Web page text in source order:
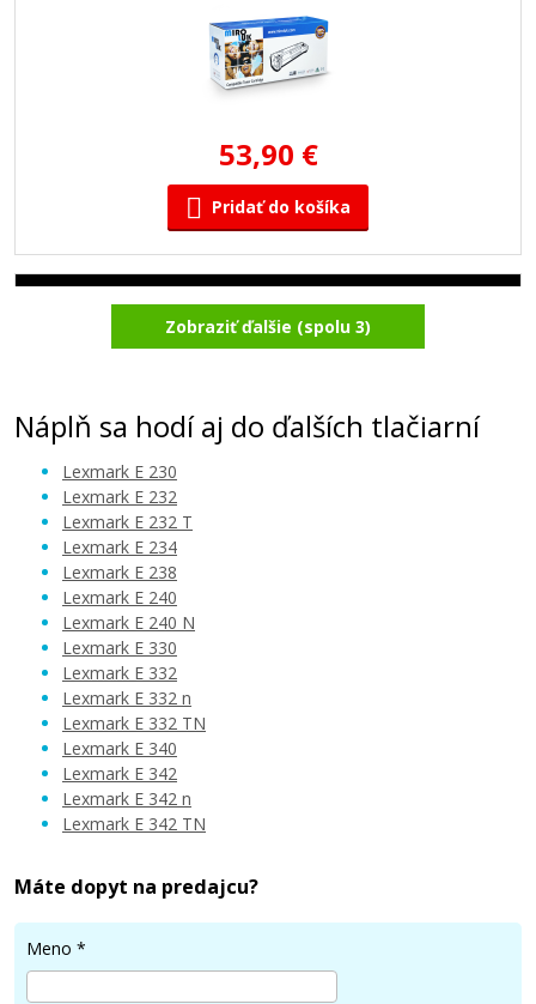
53,90 €
Pridať do košíka
Lexmark 12A8300 (Čierny)
Zobraziť ďalšie (spolu 3)
Náplň sa hodí aj do ďalších tlačiarní
Lexmark E 230
Lexmark E 232
Lexmark E 232 T
Lexmark E 234
Lexmark E 238
Lexmark E 240
Lexmark E 240 N
Lexmark E 330
Lexmark E 332
Lexmark E 332 n
Lexmark E 332 TN
Lexmark E 340
Lexmark E 342
Lexmark E 342 n
Lexmark E 342 TN
Máte dopyt na predajcu?
Meno *